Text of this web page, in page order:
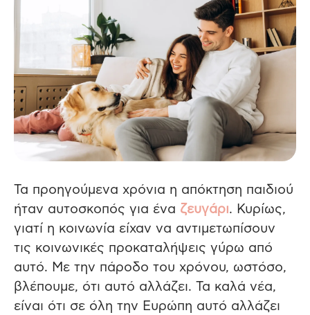
Τα προηγούμενα χρόνια η απόκτηση παιδιού
ήταν αυτοσκοπός για ένα ζευγάρι. Κυρίως,
γιατί η κοινωνία είχαν να αντιμετωπίσουν
τις κοινωνικές προκαταλήψεις γύρω από
αυτό. Με την πάροδο του χρόνου, ωστόσο,
βλέπουμε, ότι αυτό αλλάζει. Τα καλά νέα,
είναι ότι σε όλη την Ευρώπη αυτό αλλάζει